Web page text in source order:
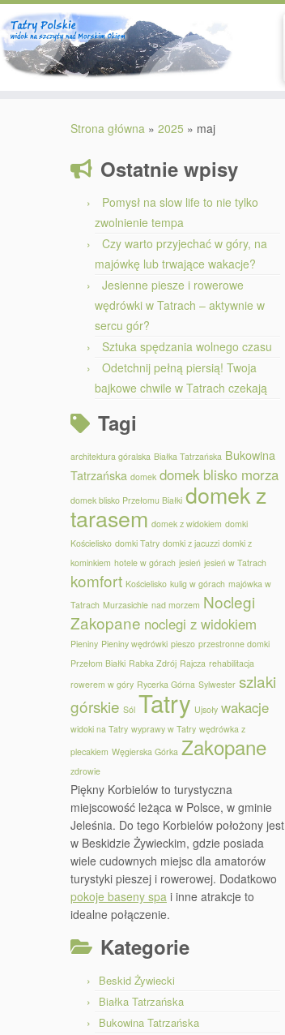
Strona główna » 2025 » maj
Ostatnie wpisy
Pomysł na slow life to nie tylko
zwolnienie tempa
Czy warto przyjechać w góry, na
majówkę lub trwające wakacje?
Jesienne piesze i rowerowe
wędrówki w Tatrach – aktywnie w
sercu gór?
Sztuka spędzania wolnego czasu
Odetchnij pełną piersią! Twoja
bajkowe chwile w Tatrach czekają
Tagi
architektura góralska Białka Tatrzańska Bukowina
Tatrzańska domek domek blisko morza
domek blisko Przełomu Białki domek z
tarasem domek z widokiem domki
Kościelisko domki Tatry domki z jacuzzi domki z
kominkiem hotele w górach jesień jesień w Tatrach
komfort Kościelisko kulig w górach majówka w
Tatrach Murzasichle nad morzem Noclegi
Zakopane noclegi z widokiem
Pieniny Pieniny wędrówki pieszo przestronne domki
Przełom Białki Rabka Zdrój Rajcza rehabilitacja
rowerem w góry Rycerka Górna Sylwester szlaki
górskie Sól Tatry Ujsoły wakacje
widoki na Tatry wyprawy w Tatry wędrówka z
plecakiem Węgierska Górka Zakopane
zdrowie
Piękny Korbielów to turystyczna
miejscowość leżąca w Polsce, w gminie
Jeleśnia. Do tego Korbielów położony jest
w Beskidzie Żywieckim, gdzie posiada
wiele cudownych miejsc dla amatorów
turystyki pieszej i rowerowej. Dodatkowo
pokoje baseny spa i inne atrakcje to
idealne połączenie.
Kategorie
Beskid Żywiecki
Białka Tatrzańska
Bukowina Tatrzańska